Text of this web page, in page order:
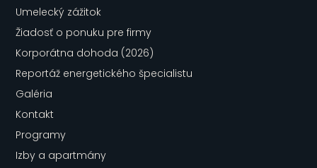
Umelecký zážitok
Žiadosť o ponuku pre firmy
Korporátna dohoda (2026)
Reportáž energetického špecialistu
Galéria
Kontakt
Programy
Izby a apartmány